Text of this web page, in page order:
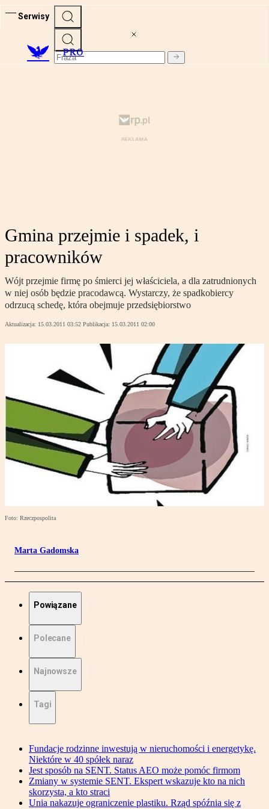
Serwisy
PRO
Gmina przejmie i spadek, i
pracowników
Wójt przejmie firmę po śmierci jej właściciela, a dla zatrudnionych
w niej osób będzie pracodawcą. Wystarczy, że spadkobiercy
odrzucą schedę, która obejmuje przedsiębiorstwo
Aktualizacja: 15.03.2011 03:52 Publikacja: 15.03.2011 02:00
Foto: Rzeczpospolita
Marta Gadomska
Powiązane
Polecane
Najnowsze
Tagi
Fundacje rodzinne inwestują w nieruchomości i energetykę.
Niektóre w 40 spółek naraz
Jest sposób na SENT. Status AEO może pomóc firmom
Zmiany w systemie SENT. Ekspert wskazuje kto na nich
skorzysta, a kto straci
Unia nakazuje ograniczenie plastiku. Rząd spóźnia się z